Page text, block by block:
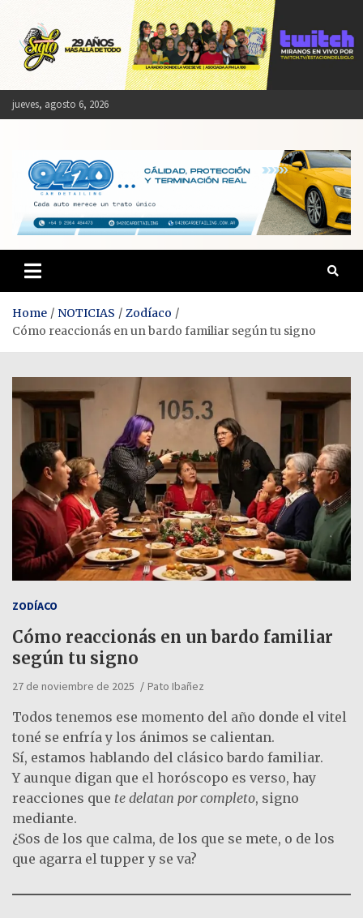
content
jueves, agosto 6, 2026
Home NOTICIAS
Zodíaco
Cómo reaccionás en un bardo familiar según tu signo
ZODÍACO
Cómo reaccionás en un bardo familiar
según tu signo
27 de noviembre de 2025 Pato Ibañez
Todos tenemos ese momento del año donde el vitel
toné se enfría y los ánimos se calientan.
Sí, estamos hablando del clásico bardo familiar.
Y aunque digan que el horóscopo es verso, hay
reacciones que te delatan por completo, signo
mediante.
¿Sos de los que calma, de los que se mete, o de los
que agarra el tupper y se va?